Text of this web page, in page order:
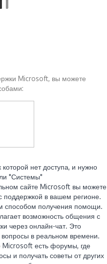
Microsoft, вы можете
нет доступа, и нужно
"Системы"
сайте Microsoft вы можете
поддержкой в вашем регионе.
способом получения помощи.
возможность общения с
через онлайн-чат. Это
вопросы в реальном времени.
Microsoft есть форумы, где
и получать советы от других